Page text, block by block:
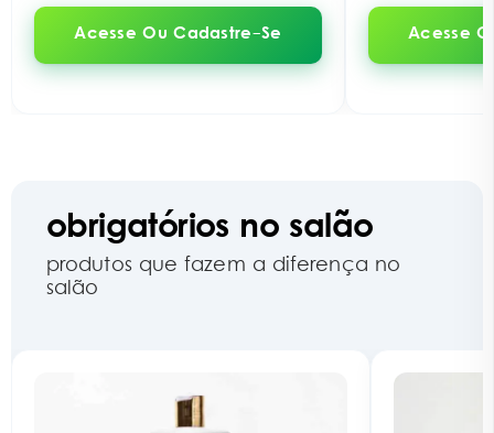
Acesse Ou Cadastre-Se
restauração da
Acesse
obrigatórios no salão
produtos que fazem a diferença no
salão